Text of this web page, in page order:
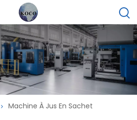
Machine À Jus En Sachet